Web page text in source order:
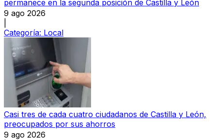
permanece en la segunda posición de Castilla y León
9 ago 2026
Categoría: Local
Casi tres de cada cuatro ciudadanos de Castilla y León,
preocupados por sus ahorros
9 ago 2026